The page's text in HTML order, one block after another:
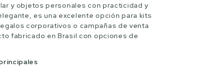
y objetos personales con practicidad y
es una excelente opción para kits
corporativos o campañas de venta
fabricado en Brasil con opciones de